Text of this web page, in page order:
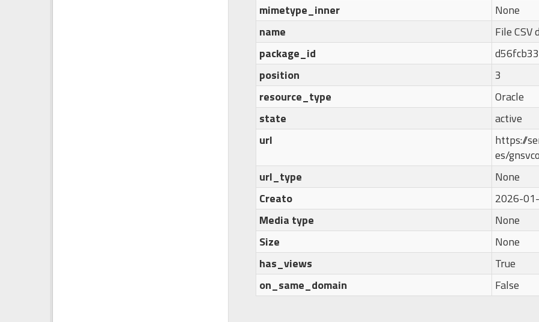
mimetype_inner
None
name
File CSV
package_id
position
3
resource_type
Oracle
state
active
url
https://
es/
url_type
None
Creato
2026-
Media type
None
Size
None
has_views
True
on_same_domain
False